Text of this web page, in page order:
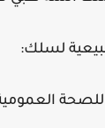
لسلك: